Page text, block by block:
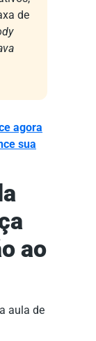
de
agora
sua
ao
aula de